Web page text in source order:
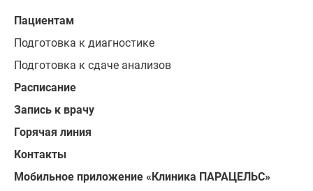
Пациентам
Подготовка к диагностике
Подготовка к сдаче анализов
Расписание
Запись к врачу
Горячая линия
Контакты
Мобильное приложение «Клиника ПАРАЦЕЛЬС»